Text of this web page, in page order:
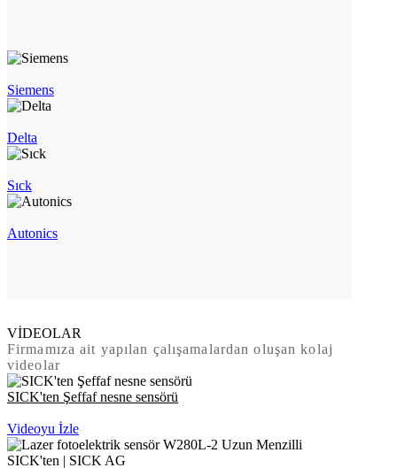
Siemens
Delta
Sıck
Autonics
VİDEOLAR
Firmamıza ait yapılan çalışamalardan oluşan kolaj
videolar
SICK'ten Şeffaf nesne sensörü
Videoyu İzle